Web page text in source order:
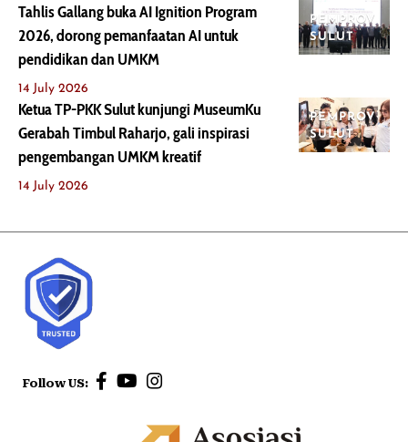
PEMPROV
SULUT
Tahlis Gallang buka AI Ignition Program
2026, dorong pemanfaatan AI untuk
pendidikan dan UMKM
14 July 2026
PEMPROV
SULUT
Ketua TP-PKK Sulut kunjungi MuseumKu
Gerabah Timbul Raharjo, gali inspirasi
pengembangan UMKM kreatif
14 July 2026
Follow US: